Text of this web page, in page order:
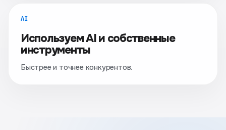
AI
Используем AI и собственные
инструменты
Быстрее и точнее конкурентов.